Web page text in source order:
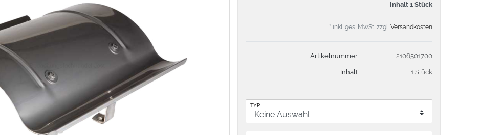
Inhalt 1 Stück
* inkl. ges. MwSt. zzgl. Versandkosten
Artikelnummer 2106501700
Inhalt 1 Stück
TYP